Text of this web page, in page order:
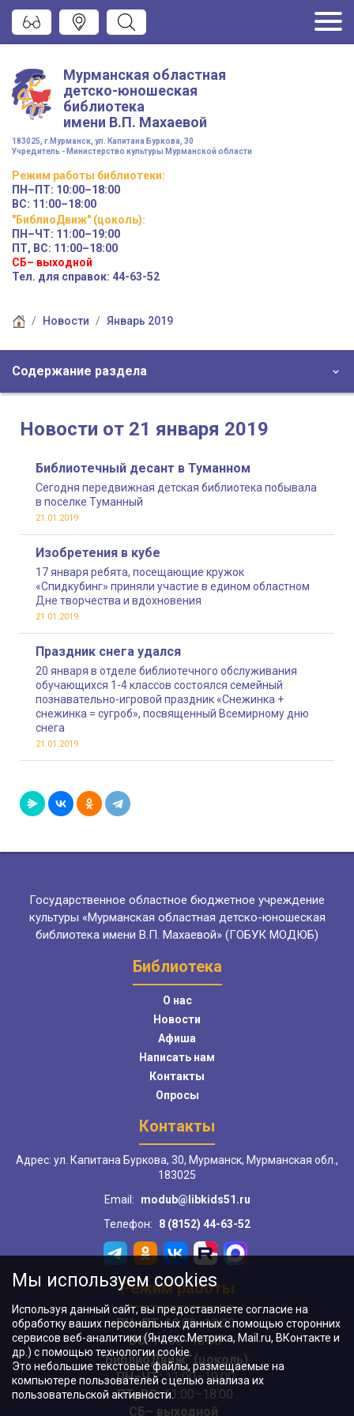
Мурманская областная
детско-юношеская
библиотека
имени В.П. Махаевой
183025, г.Мурманск, ул. Капитана Буркова, 30
Учредитель - Министерство культуры Мурманской области
Режим работы библиотеки:
ПН–ПТ: 10:00–18:00
ВС: 11:00–18:00
"БиблиоДвиж" (цоколь):
ПН–ЧТ: 11:00–19:00
ПТ, ВС: 11:00–18:00
СБ– выходной
Тел. для справок: 44-63-52
Новости Январь 2019
Содержание раздела
Новости от 21 января 2019
Библиотечный десант в Туманном
Сегодня передвижная детская библиотека побывала
в поселке Туманный
21.01.2019
Изобретения в кубе
17 января ребята, посещающие кружок
«Спидкубинг» приняли участие в едином областном
Дне творчества и вдохновения
21.01.2019
Праздник снега удался
20 января в отделе библиотечного обслуживания
обучающихся 1-4 классов состоялся семейный
познавательно-игровой праздник «Снежинка +
снежинка = сугроб», посвященный Всемирному дню
снега
21.01.2019
Государственное областное бюджетное учреждение
культуры «Мурманская областная детско-юношеская
библиотека имени В.П. Махаевой» (ГОБУК МОДЮБ)
Библиотека
О нас
Новости
Афиша
Написать нам
Контакты
Опросы
Контакты
Адрес: ул. Капитана Буркова, 30, Мурманск, Мурманская обл.,
183025
Email:
modub@libkids51.ru
Телефон:
8 (8152) 44-63-52
Режим работы
ПН–ПТ:10:00–18:00
ВС:11:00–18:00
"БиблиоДвиж" (цоколь):
ПН–ЧТ:11:00–19:00
ПТ, ВС:11:00–18:00
СБ– выходной
Мы используем cookies
Используя данный сайт, вы предоставляете согласие на
обработку ваших персональных данных с помощью сторонних
сервисов веб-аналитики (Яндекс.Метрика, Mail.ru, ВКонтакте и
др.) с помощью технологии cookie.
Это небольшие текстовые файлы, размещаемые на
компьютере пользователей с целью анализа их
пользовательской активности.